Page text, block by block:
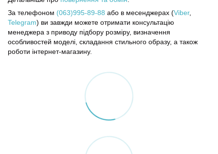
За телефоном (063)995-89-88 або в месенджерах (Viber,
Telegram) ви завжди можете отримати консультацію
менеджера з приводу підбору розміру, визначення
особливостей моделі, складання стильного образу, а також
роботи інтернет-магазину.